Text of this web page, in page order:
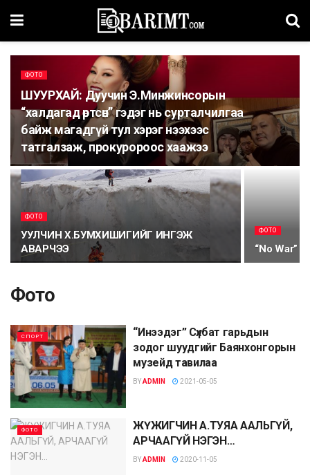
ФОТО
ШУУРХАЙ: Дуучин Э.Минжинсорын
“халдагад өртсөн” гэдэг нь сурталчилгаа
байж магадгүй тул хэрэг нээхээс
татгалзаж, прокуророос хаажээ
ФОТО
УУЛЧИН Х.БУМХИШИГИЙГ ИНГЭЖ
АВАРЧЭЭ
ФОТО
“No War”
Фото
СПОРТ
“Инээдэг” Сүхбат гарьдын
зодог шуудгийг Баянхонгорын
музейд тавилаа
BYADMIN 2021-05-05
ФОТО
ЖҮЖИГЧИН А.ТУЯА ААЛЬГҮЙ,
АРЧААГҮЙ НЭГЭН…
BYADMIN 2020-11-05